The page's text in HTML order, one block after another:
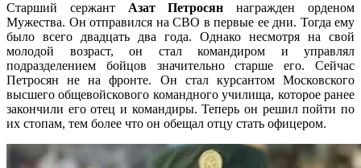
Старший сержант Азат Петросян награжден орденом
Мужества. Он отправился на СВО в первые ее дни. Тогда ему
было всего двадцать два года. Однако несмотря на свой
молодой возраст, он стал командиром и управлял
подразделением бойцов значительно старше его. Сейчас
Петросян не на фронте. Он стал курсантом Московского
высшего общевойскового командного училища, которое ранее
закончили его отец и командиры. Теперь он решил пойти по
их стопам, тем более что он обещал отцу стать офицером.